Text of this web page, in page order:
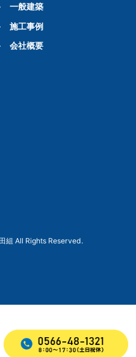
一般建築
施工事例
会社概要
組 All Rights Reserved.